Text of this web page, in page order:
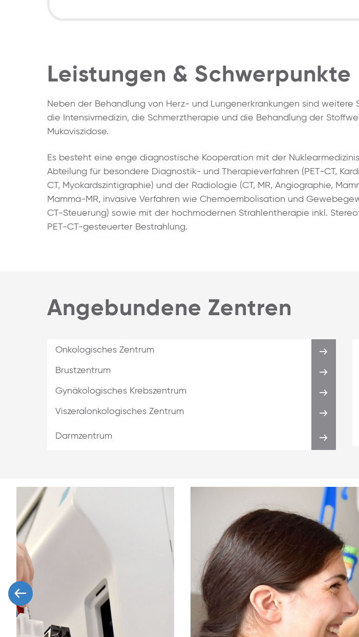
Leistungen & Schwerpunkte
Neben der Behandlung von Herz- und Lungenerkrankungen sind weitere
die Intensivmedizin, die Schmerztherapie und die Behandlung der
Mukoviszidose.
Es besteht eine enge diagnostische Kooperation mit der
Abteilung für besondere Diagnostik- und Therapieverfahren (PET-CT,
CT, Myokardszintigraphie) und der Radiologie (CT, MR, Angiographie,
Mamma-MR, invasive Verfahren wie Chemoembolisation und
CT-Steuerung) sowie mit der hochmodernen Strahlentherapie inkl.
PET-CT-gesteuerter Bestrahlung.
Angebundene Zentren
Onkologisches Zentrum
Brustzentrum
Gynäkologisches Krebszentrum
Viszeralonkologisches Zentrum
Darmzentrum